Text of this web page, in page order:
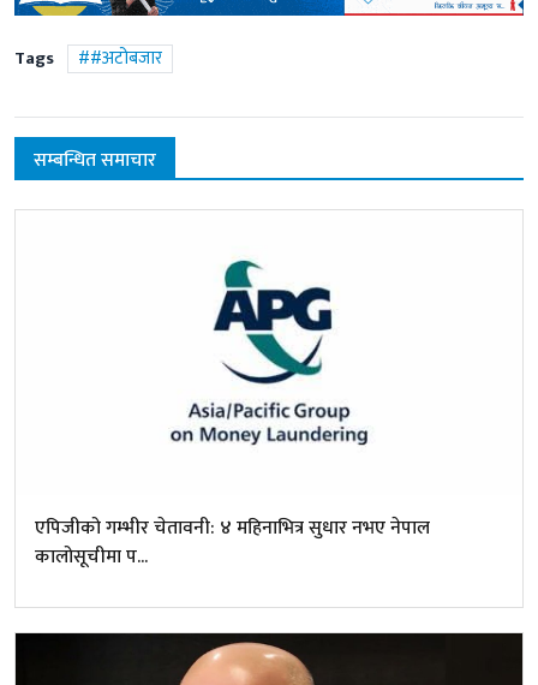
Tags #अटोबजार
सम्बन्धित समाचार
एपिजीको गम्भीर चेतावनी: ४ महिनाभित्र सुधार नभए नेपाल
कालोसूचीमा प...